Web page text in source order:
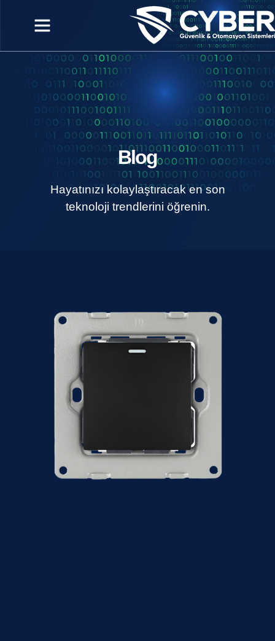
Blog
Hayatınızı kolaylaştıracak en son
teknoloji trendlerini öğrenin.